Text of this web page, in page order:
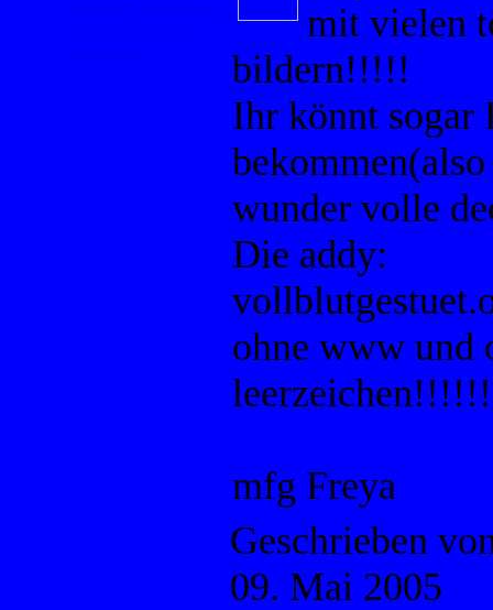
mit vielen
bildern!!!!!
Ihr könnt sogar
wunder volle
Die addy:
ohne www und
mfg Freya
Geschrieben
09. Mai 2005